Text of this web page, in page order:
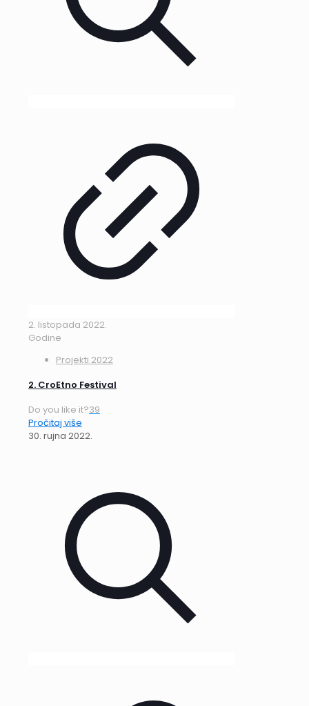
2. listopada 2022.
Godine
Projekti 2022
2. CroEtno Festival
Do you like it?39
Pročitaj više
30. rujna 2022.